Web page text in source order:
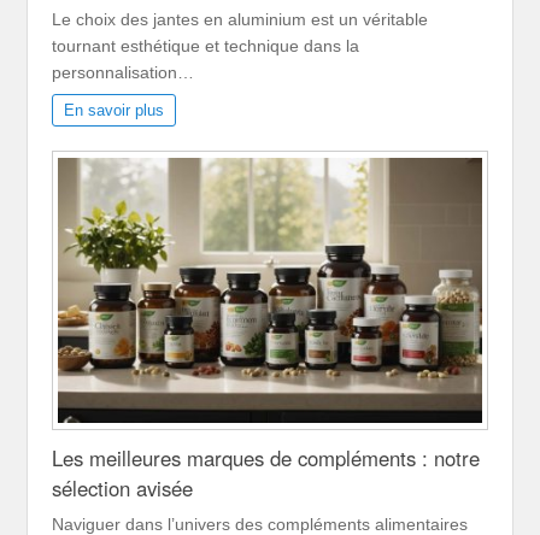
Le choix des jantes en aluminium est un véritable
tournant esthétique et technique dans la
personnalisation…
En savoir plus
Les meilleures marques de compléments : notre
sélection avisée
Naviguer dans l’univers des compléments alimentaires